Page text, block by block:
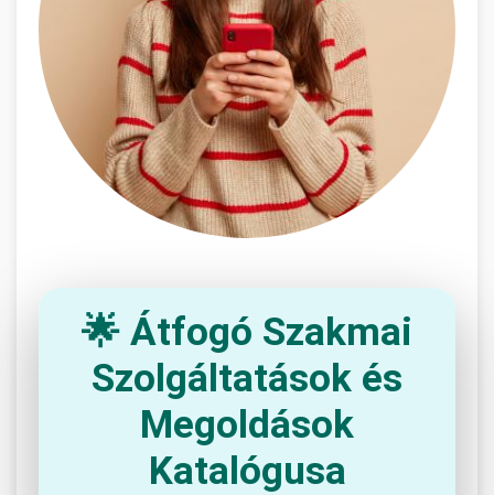
🌟 Átfogó Szakmai
Szolgáltatások és
Megoldások
Katalógusa